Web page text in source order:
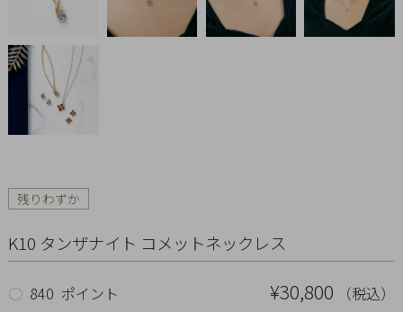
残りわずか
K10 タンザナイト コメットネックレス
¥30,800 （税込）
○ 840 ポイント
Necklace
Pierced
Earrings
Charm